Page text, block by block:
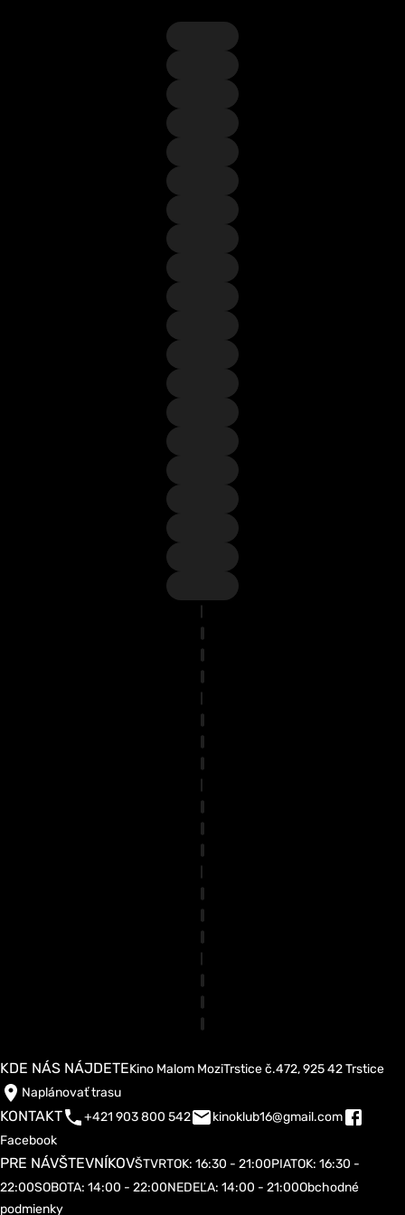
KDE NÁS NÁJDETEKino Malom MoziTrstice č.472, 925 42 Trstice
Naplánovať trasu
KONTAKT +421 903 800 542
kinoklub16@gmail.com
Facebook
PRE NÁVŠTEVNÍKOVŠTVRTOK: 16:30 - 21:00PIATOK: 16:30 -
22:00SOBOTA: 14:00 - 22:00NEDEĽA: 14:00 - 21:00Obchodné
podmienky